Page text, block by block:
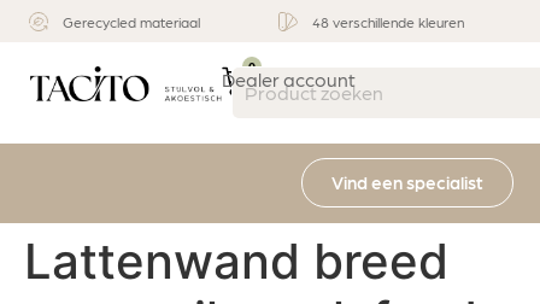
Gerecycled materiaal 48 verschillende kleuren
Dealer account
0
Vind een specialist
Lattenwand breed